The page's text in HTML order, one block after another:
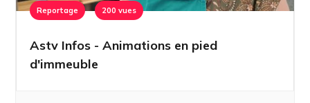
Reportage 200 vues
Astv Infos - Animations en pied
d'immeuble